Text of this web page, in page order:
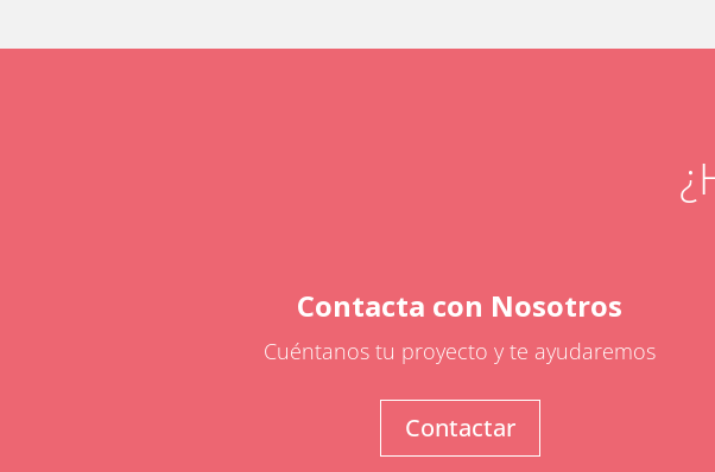
Contacta con Nosotros
Cuéntanos tu proyecto y te ayudaremos
Contactar